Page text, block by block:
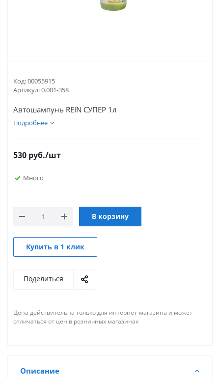
Код:00055915
Артикул:0.001-358
Автошампунь REIN СУПЕР 1л
Подробнее
530 руб./шт
Много
В корзину
Купить в 1 клик
Поделиться
Цена действительна только для интернет-магазина и может
отличаться от цен в розничных магазинах
Описание